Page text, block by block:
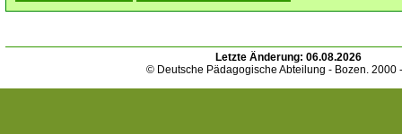
Letzte Änderung: 06.08.2026
© Deutsche Pädagogische Abteilung - Bozen. 2000